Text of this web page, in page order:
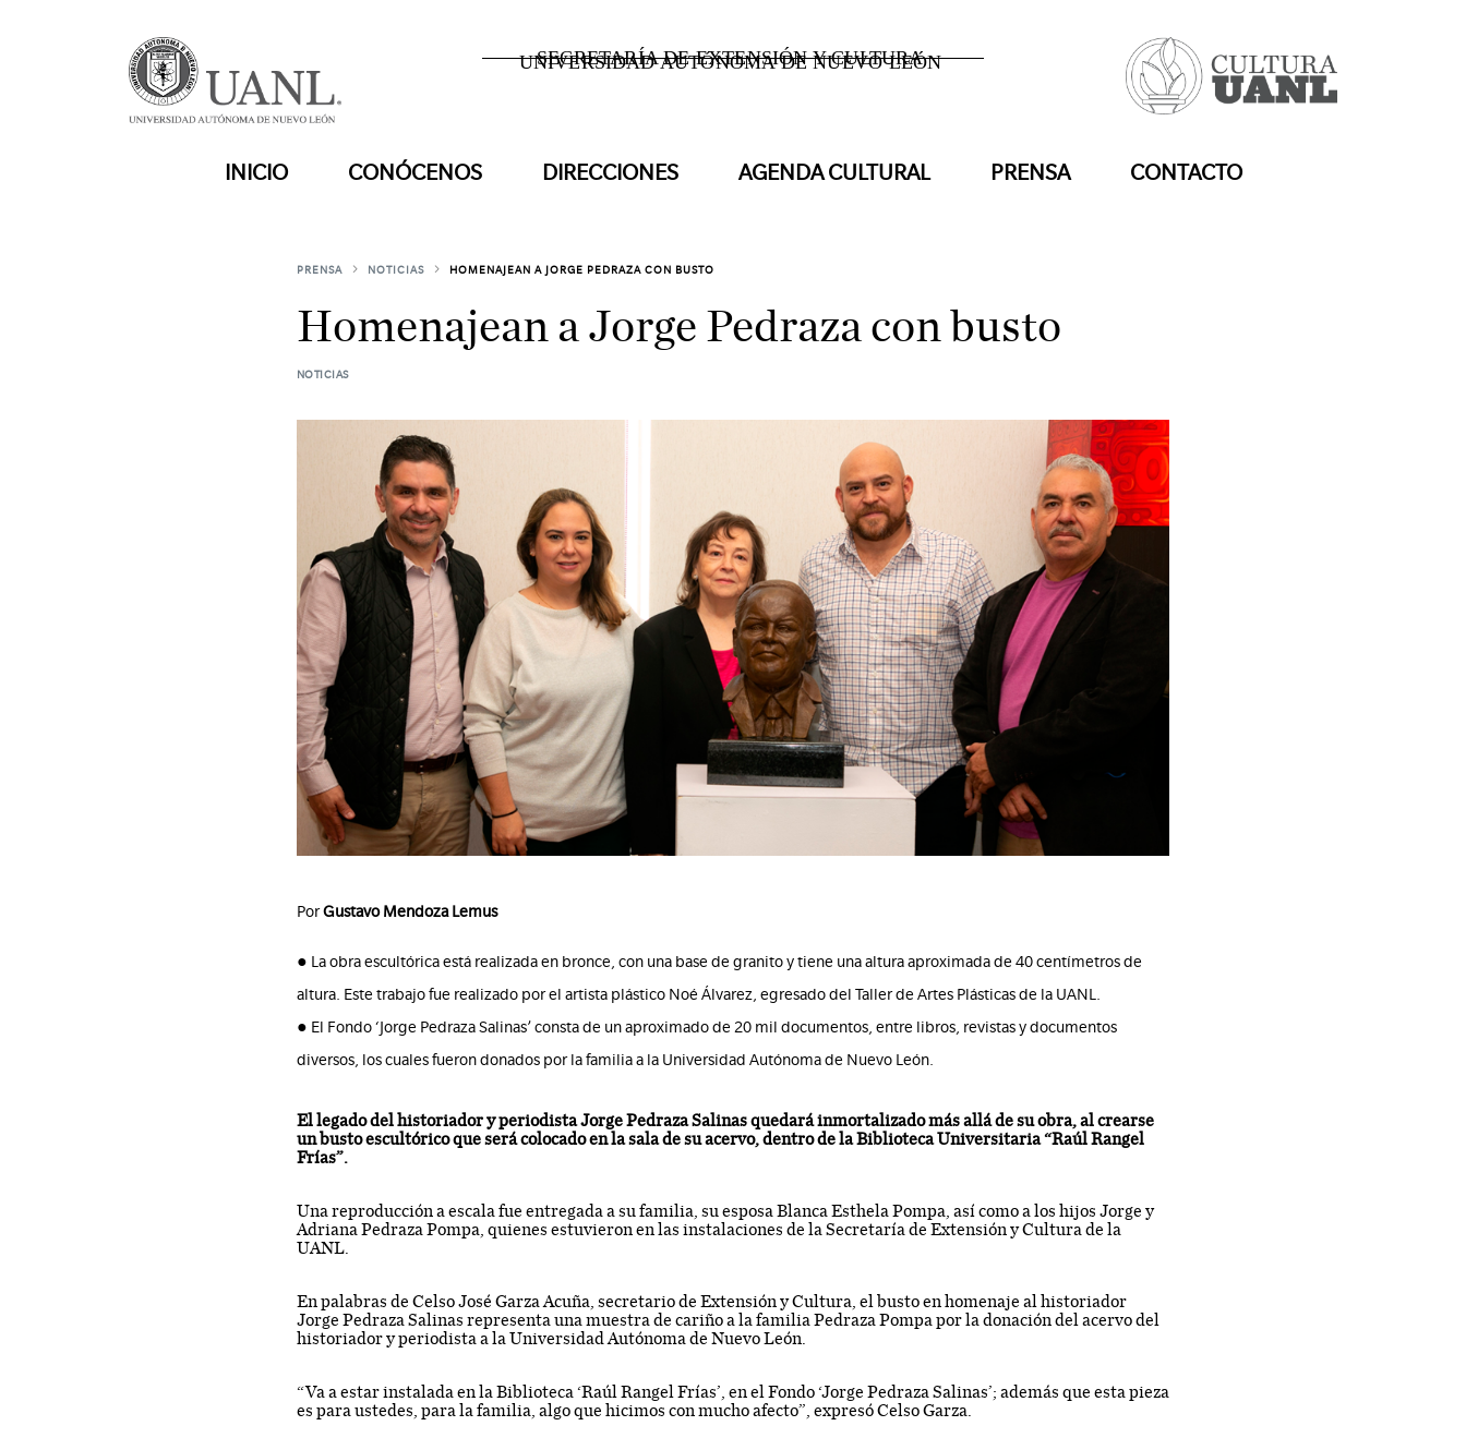
UNIVERSIDAD AUTÓNOMA DE NUEVO LEÓN
SECRETARÍA DE EXTENSIÓN Y CULTURA
INICIO CONÓCENOS DIRECCIONES AGENDA CULTURAL PRENSA CONTACTO
PRENSA NOTICIAS HOMENAJEAN A JORGE PEDRAZA CON BUSTO
Homenajean a Jorge Pedraza con busto
NOTICIAS
PorGustavo Mendoza Lemus
● La obra escultórica está realizada en bronce, con una base de granito y tiene una altura aproximada de 40 centímetros de
altura. Este trabajo fue realizado por el artista plástico Noé Álvarez, egresado del Taller de Artes Plásticas de la UANL.
● El Fondo ‘Jorge Pedraza Salinas’ consta de un aproximado de 20 mil documentos, entre libros, revistas y documentos
diversos, los cuales fueron donados por la familia a la Universidad Autónoma de Nuevo León.
El legado del historiador y periodista Jorge Pedraza Salinas quedará inmortalizado más allá de su obra, al crearse
un busto escultórico que será colocado en la sala de su acervo, dentro de la Biblioteca Universitaria “Raúl Rangel
Frías”.
Una reproducción a escala fue entregada a su familia, su esposa Blanca Esthela Pompa, así como a los hijos Jorge y
Adriana Pedraza Pompa, quienes estuvieron en las instalaciones de la Secretaría de Extensión y Cultura de la
UANL.
En palabras de Celso José Garza Acuña, secretario de Extensión y Cultura, el busto en homenaje al historiador
Jorge Pedraza Salinas representa una muestra de cariño a la familia Pedraza Pompa por la donación del acervo del
historiador y periodista a la Universidad Autónoma de Nuevo León.
“Va a estar instalada en la Biblioteca ‘Raúl Rangel Frías’, en el Fondo ‘Jorge Pedraza Salinas’; además que esta pieza
es para ustedes, para la familia, algo que hicimos con mucho afecto”, expresó Celso Garza.